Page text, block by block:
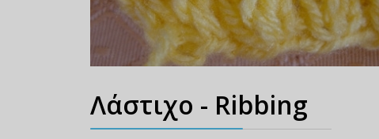
Λάστιχο - Ribbing